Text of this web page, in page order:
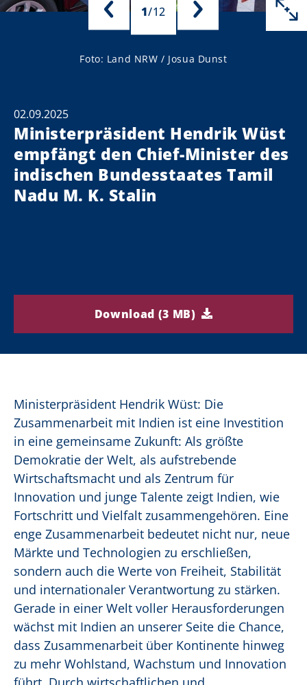
1/12
Foto: Land NRW / Josua Dunst
02.09.2025
Ministerpräsident Hendrik Wüst
empfängt den Chief-Minister des
indischen Bundesstaates Tamil
Nadu M. K. Stalin
Download (3 MB)
Ministerpräsident Hendrik Wüst: Die
Zusammenarbeit mit Indien ist eine Investition
in eine gemeinsame Zukunft: Als größte
Demokratie der Welt, als aufstrebende
Wirtschaftsmacht und als Zentrum für
Innovation und junge Talente zeigt Indien, wie
Fortschritt und Vielfalt zusammengehören. Eine
enge Zusammenarbeit bedeutet nicht nur, neue
Märkte und Technologien zu erschließen,
sondern auch die Werte von Freiheit, Stabilität
und internationaler Verantwortung zu stärken.
Gerade in einer Welt voller Herausforderungen
wächst mit Indien an unserer Seite die Chance,
dass Zusammenarbeit über Kontinente hinweg
zu mehr Wohlstand, Wachstum und Innovation